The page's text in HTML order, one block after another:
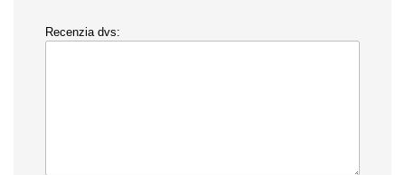
Recenzia dvs: